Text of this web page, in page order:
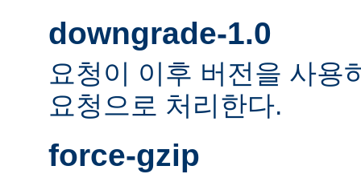
downgrade-1.0
요청이 이후 버전을 사용
요청으로 처리한다.
force-gzip